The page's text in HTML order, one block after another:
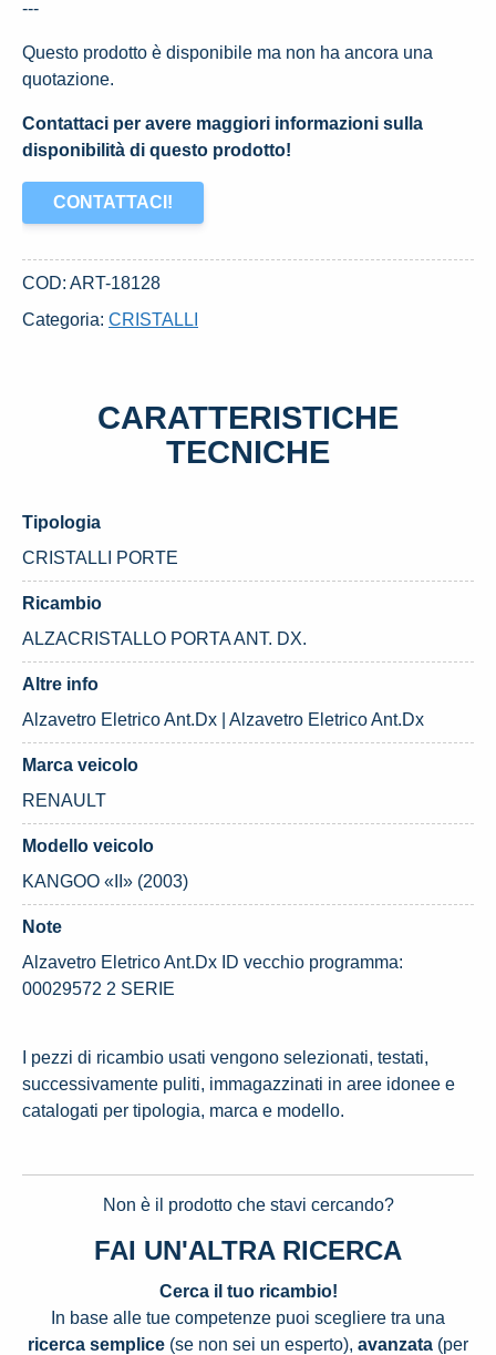
---
Questo prodotto è disponibile ma non ha ancora una
quotazione.
Contattaci per avere maggiori informazioni sulla
disponibilità di questo prodotto!
CONTATTACI!
COD: ART-18128
Categoria: CRISTALLI
CARATTERISTICHE
TECNICHE
Tipologia
CRISTALLI PORTE
Ricambio
ALZACRISTALLO PORTA ANT. DX.
Altre info
Alzavetro Eletrico Ant.Dx | Alzavetro Eletrico Ant.Dx
Marca veicolo
RENAULT
Modello veicolo
KANGOO «II» (2003)
Note
Alzavetro Eletrico Ant.Dx ID vecchio programma:
00029572 2 SERIE
I pezzi di ricambio usati vengono selezionati, testati,
successivamente puliti, immagazzinati in aree idonee e
catalogati per tipologia, marca e modello.
Non è il prodotto che stavi cercando?
FAI UN'ALTRA RICERCA
Cerca il tuo ricambio!
In base alle tue competenze puoi scegliere tra una
ricerca semplice (se non sei un esperto), avanzata (per